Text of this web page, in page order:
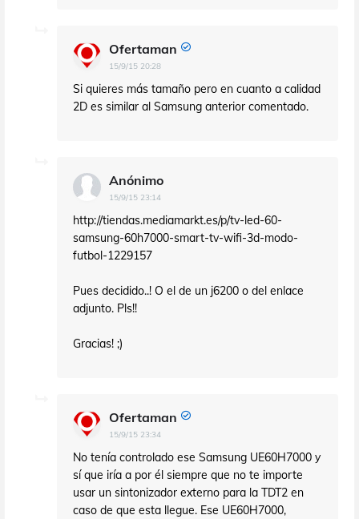
Ofertaman
15/9/15 20:28
Si quieres más tamaño pero en cuanto a calidad
2D es similar al Samsung anterior comentado.
Anónimo
15/9/15 23:14
http://tiendas.mediamarkt.es/p/tv-led-60-
samsung-60h7000-smart-tv-wifi-3d-modo-
futbol-1229157
Pues decidido..! O el de un j6200 o del enlace
adjunto. Pls!!
Gracias! ;)
Ofertaman
15/9/15 23:34
No tenía controlado ese Samsung UE60H7000 y
sí que iría a por él siempre que no te importe
usar un sintonizador externo para la TDT2 en
caso de que esta llegue. Ese UE60H7000,